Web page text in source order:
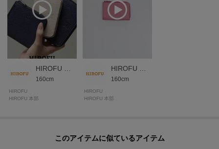
＜パラディウムメッキ＞
金具には、ジュエリーにも使用される高品質なパラディウムメッキを施して
います。世界のメゾンブランドでも採用されるほどのグレードを誇り、傷や
くすみに強く、澄んだ上品な光沢が長く続きます。
＜Riri®社のスイス製ファスナー＞
滑らかな操作性や美しい光沢が特徴。
し、ミニマルでコンパクトに仕上げました。
160cm
HIROFU
HIROFU 本部
160cm
HIROFU
HIROFU 本部
このアイテムに似ているアイテム